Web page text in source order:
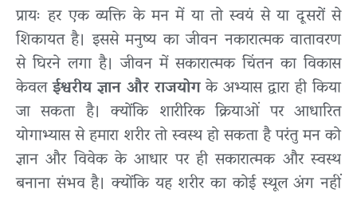
प्रायः हर एक व्यक्ति के मन में या तो स्वयं से या दूसरों से
शिकायत है। इससे मनुष्य का जीवन नकारात्मक वातावरण
से घिरने लगा है। जीवन में सकारात्मक चिंतन का विकास
केवलईश्वरीय ज्ञान और राजयोगके अभ्यास द्वारा ही किया
जा सकता है। क्योंकि शारीरिक क्रियाओं पर आधारित
योगाभ्यास से हमारा शरीर तो स्वस्थ हो सकता है परंतु मन को
ज्ञान और विवेक के आधार पर ही सकारात्मक और स्वस्थ
बनाना संभव है। क्योंकि यह शरीर का कोई स्थूल अंग नहीं